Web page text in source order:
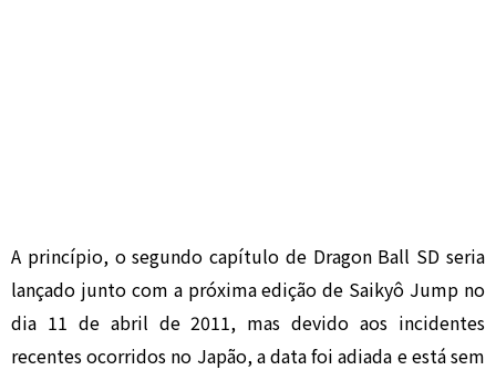
A princípio, o segundo capítulo de Dragon Ball SD seria
lançado junto com a próxima edição de Saikyô Jump no
dia 11 de abril de 2011, mas devido aos incidentes
recentes ocorridos no Japão, a data foi adiada e está sem